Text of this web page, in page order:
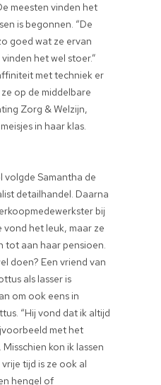
meesten vinden het
is begonnen. “De
goed wat ze ervan
het wel stoer.”
met techniek er
op de middelbare
Zorg & Welzijn,
in haar klas.
volgde Samantha de
detailhandel. Daarna
bij
vond het leuk, maar ze
tot aan haar pensioen.
doen? Een vriend van
als lasser is
om ook eens in
“Hij vond dat ik altijd
met het
kon ik lassen
tijd is ze ook al
hengel of